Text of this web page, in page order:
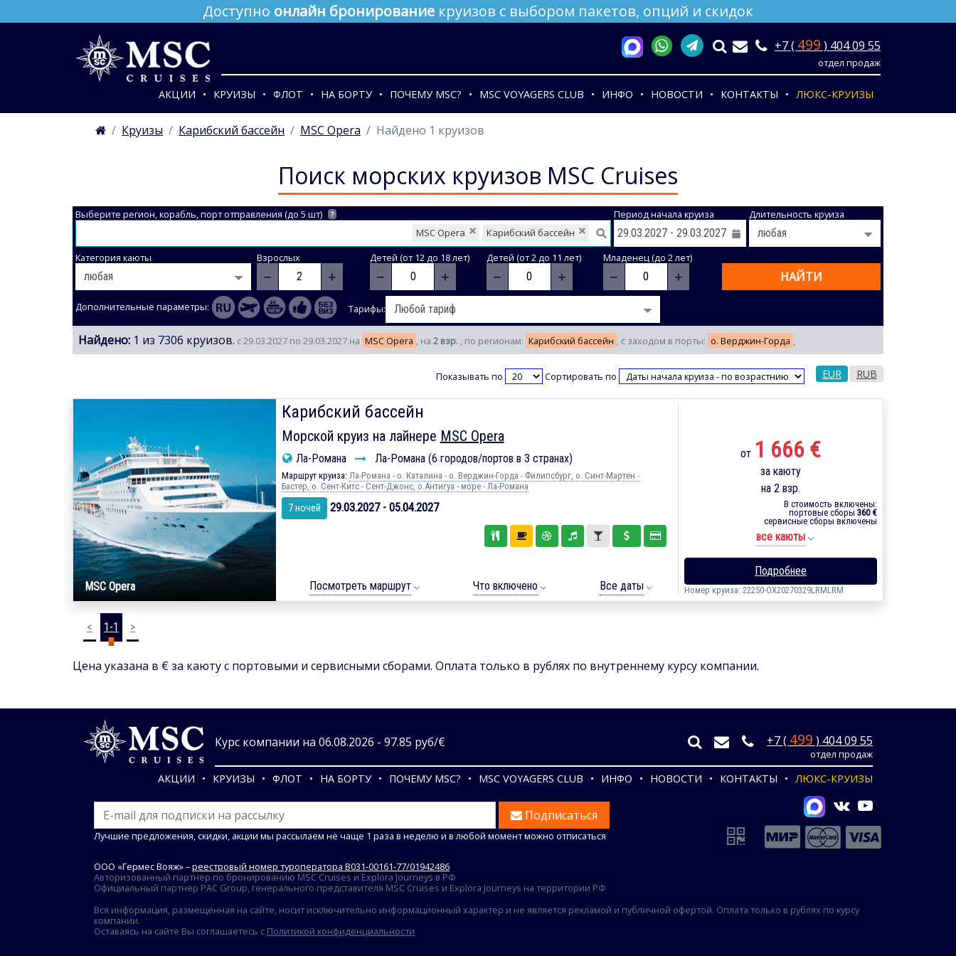
Доступно онлайн бронирование круизов с выбором пакетов, опций и скидок
+7 ( 499 ) 404 09 55
отдел продаж
АКЦИИ КРУИЗЫ ФЛОТ НА БОРТУ ПОЧЕМУ MSC? MSC VOYAGERS CLUB ИНФО НОВОСТИ КОНТАКТЫ ЛЮКС-КРУИЗЫ
Круизы Карибский бассейн MSC Opera Найдено 1 круизов
Поиск морских круизов MSC Cruises
Выберите регион, корабль, порт отправления (до 5 шт) ?
Карибский бассейн
MSC Opera
Период начала круиза Длительность круиза
Категория каюты Взрослых
− +
Детей (от 12 до 18 лет)
− +
Детей (от 2 до 11 лет)
− +
Младенец (до 2 лет)
− + НАЙТИ
Дополнительные параметры: Тарифы:
Найдено: 1 из 7306 круизов. с 29.03.2027 по 29.03.2027 на MSC Opera , на 2 взр. , по регионам: Карибский бассейн , с заходом в порты: о. Верджин-Горда ,
Показывать по Сортировать по EUR RUB
MSC Opera
Карибский бассейн
Морской круиз на лайнере MSC Opera
Ла-Романа Ла-Романа (6 городов/портов в 3 странах)
Маршрут круиза: Ла-Романа - о. Каталина - о. Верджин-Горда - Филипсбург, о. Синт-Мартен -
Бастер, о. Сент-Китс - Сент-Джонс, о.Антигуа - море - Ла-Романа
7 ночей 29.03.2027 - 05.04.2027
Посмотреть маршрут Что включено Все даты
от 1 666 €
за каюту
на 2 взр.
В стоимость включены:
портовые сборы 360 €
сервисные сборы включены
все каюты
Подробнее
Номер круиза: 22250-OX20270329LRMLRM
< 1-1 >
Цена указана в € за каюту с портовыми и сервисными сборами. Оплата только в рублях по внутреннему курсу компании.
Курс компании на 06.08.2026 - 97.85 руб/€ +7 ( 499 ) 404 09 55
отдел продаж
АКЦИИ КРУИЗЫ ФЛОТ НА БОРТУ ПОЧЕМУ MSC? MSC VOYAGERS CLUB ИНФО НОВОСТИ КОНТАКТЫ ЛЮКС-КРУИЗЫ
Подписаться
Лучшие предложения, скидки, акции мы рассылаем не чаще 1 раза в неделю и в любой момент можно отписаться
ООО «Гермес Вояж» –реестровый номер туроператора В031-00161-77/01942486
Авторизованный партнер по бронированию MSC Cruises и Explora Journeys в РФ
Официальный партнер PAC Group, генерального представителя MSC Cruises и Explora Journeys на территории РФ
Вся информация, размещённая на сайте, носит исключительно информационный характер и не является рекламой и публичной офертой. Оплата только в рублях по курсу
компании.
Оставаясь на сайте Вы соглашаетесь с Политикой конфиденциальности